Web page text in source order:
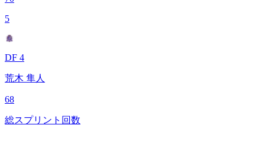
5
DF 4
荒木 隼人
68
総スプリント回数